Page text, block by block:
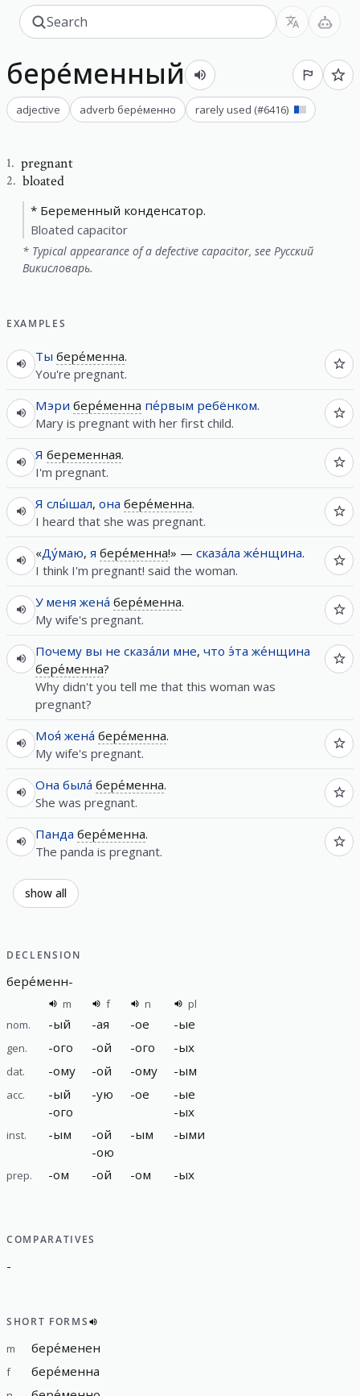
бере́менный
adjective adverb бере́менно rarely used (#6416)
1. pregnant
2. bloated
* Беременный конденсатор.
Bloated capacitor
* Typical appearance of a defective capacitor, see Русский
Викисловарь.
EXAMPLES
Ты бере́менна.
You're pregnant.
Мэри бере́менна пе́рвым ребёнком.
Mary is pregnant with her first child.
Я беременная.
I'm pregnant.
Я слы́шал, она бере́менна.
I heard that she was pregnant.
«Ду́маю, я бере́менна!» — сказа́ла же́нщина.
I think I'm pregnant! said the woman.
У меня жена́ бере́менна.
My wife's pregnant.
Почему вы не сказа́ли мне, что э́та же́нщина
бере́менна?
Why didn't you tell me that this woman was
pregnant?
Моя́ жена́ бере́менна.
My wife's pregnant.
Она была́ бере́менна.
She was pregnant.
Панда бере́менна.
The panda is pregnant.
show all
DECLENSION
бере́менн-
m f n
pl
nom.
-ый -ая -ое -ые
gen. -ого -ой -ого -ых
dat. -ому -ой -ому -ым
acc. -ый
-ого
-ую -ое -ые
-ых
inst. -ым -ой
-ою
-ым -ыми
prep. -ом -ой -ом -ых
COMPARATIVES
-
SHORT FORMS
m бере́менен
f бере́менна